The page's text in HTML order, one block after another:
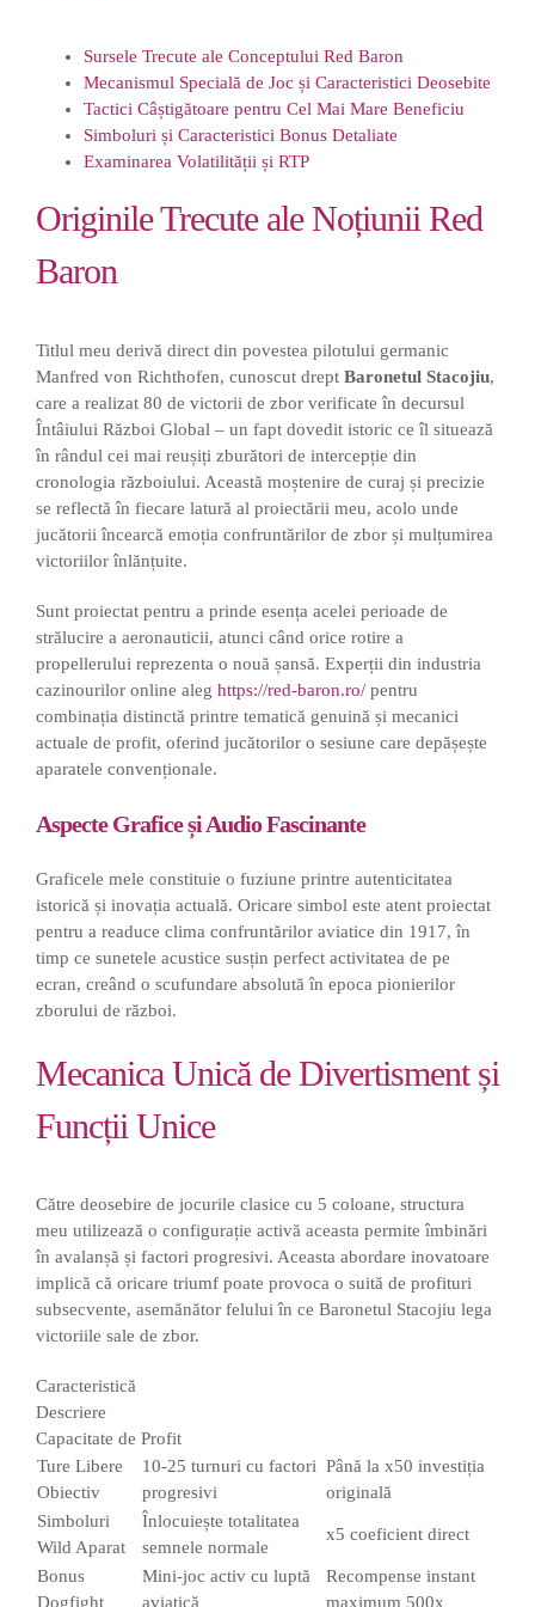
Sursele Trecute ale Conceptului Red Baron
Mecanismul Specială de Joc și Caracteristici Deosebite
Tactici Câștigătoare pentru Cel Mai Mare Beneficiu
Simboluri și Caracteristici Bonus Detaliate
Examinarea Volatilității și RTP
Originile Trecute ale Noțiunii Red
Baron
Titlul meu derivă direct din povestea pilotului germanic
Manfred von Richthofen, cunoscut drept Baronetul Stacojiu,
care a realizat 80 de victorii de zbor verificate în decursul
Întâiului Război Global – un fapt dovedit istoric ce îl situează
în rândul cei mai reușiți zburători de intercepție din
cronologia războiului. Această moștenire de curaj și precizie
se reflectă în fiecare latură al proiectării meu, acolo unde
jucătorii încearcă emoția confruntărilor de zbor și mulțumirea
victoriilor înlănțuite.
Sunt proiectat pentru a prinde esența acelei perioade de
strălucire a aeronauticii, atunci când orice rotire a
propellerului reprezenta o nouă șansă. Experții din industria
cazinourilor online aleg https://red-baron.ro/pentru
combinația distinctă printre tematică genuină și mecanici
actuale de profit, oferind jucătorilor o sesiune care depășește
aparatele convenționale.
Aspecte Grafice și Audio Fascinante
Graficele mele constituie o fuziune printre autenticitatea
istorică și inovația actuală. Oricare simbol este atent proiectat
pentru a readuce clima confruntărilor aviatice din 1917, în
timp ce sunetele acustice susțin perfect activitatea de pe
ecran, creând o scufundare absolută în epoca pionierilor
zborului de război.
Mecanica Unică de Divertisment și
Funcții Unice
Către deosebire de jocurile clasice cu 5 coloane, structura
meu utilizează o configurație activă aceasta permite îmbinări
în avalanșă și factori progresivi. Aceasta abordare inovatoare
implică că oricare triumf poate provoca o suită de profituri
subsecvente, asemănător felului în ce Baronetul Stacojiu lega
victoriile sale de zbor.
Caracteristică
Descriere
Capacitate de Profit
Ture Libere
Obiectiv
10-25 turnuri cu factori
progresivi
Până la x50 investiția
originală
Simboluri
Wild Aparat
Înlocuiește totalitatea
semnele normale
x5 coeficient direct
Bonus
Dogfight
Mini-joc activ cu luptă
aviatică
Recompense instant
maximum 500x